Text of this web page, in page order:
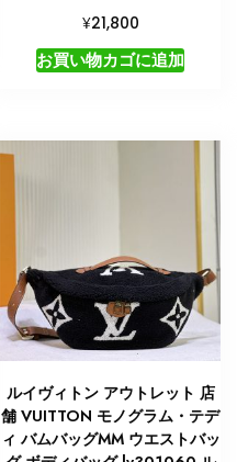
¥21,800
お買い物カゴに追加
ルイヴィトン アウトレット 店
舗 VUITTON モノグラム・テデ
ィ バムバッグMM ウエストバッ